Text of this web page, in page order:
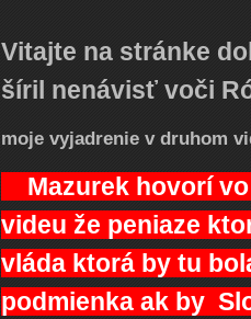
Vitajte na stránke
šíril nenávisť voči
moje vyjadrenie v druhom
Mazurek hovorí vo
videu že peniaze
vláda ktorá by tu
podmienka ak by